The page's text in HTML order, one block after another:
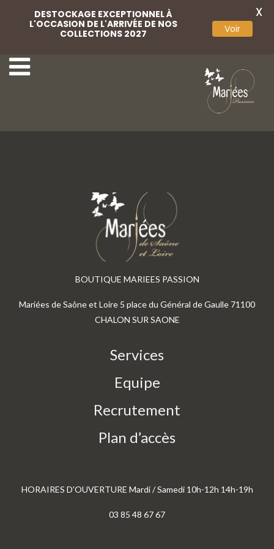
BOUTIQUE MARIEES PASSION
Mariées de Saône et Loire 5 place du Général de Gaulle 71100
CHALON SUR SAONE
Services
Equipe
Recrutement
Plan d’accès
HORAIRES D'OUVERTURE Mardi / Samedi 10h-12h 14h-19h
03 85 48 67 67
DESTOCKAGE EXCEPTIONNEL À
L'OCCASION DE L'ARRIVÉE DE NOS
COLLECTIONS 2027
Voir
X